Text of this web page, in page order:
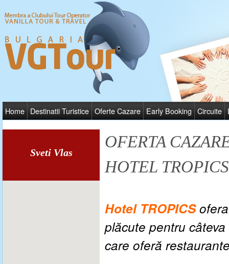
Home Destinatii Turistice Oferte Cazare Early Booking Circuite
Sveti Vlas
OFERTA
HOTEL TROPICS
Hotel TROPICS
plăcute pentru
care oferă